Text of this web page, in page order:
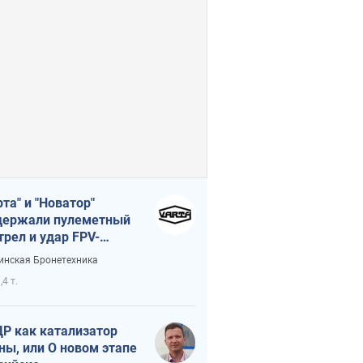
и "Новатор"
пулеметный
и удар FPV-
сохранив жизнь
Бронетехника
т.
как катализатор
или О новом этапе